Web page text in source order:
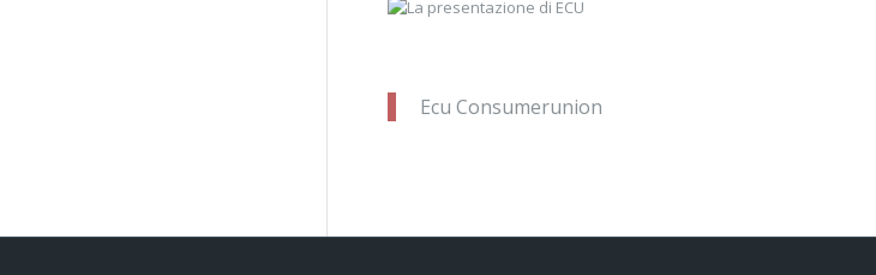
Ecu Consumerunion